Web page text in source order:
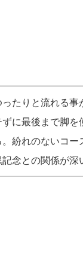
たりと流れる事
に最後まで脚を
紛れのないコー
念との関係が深